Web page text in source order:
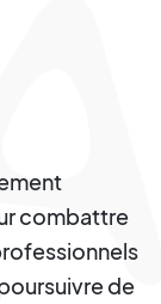
combattre
de